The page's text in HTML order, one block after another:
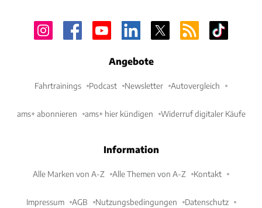
Angebote
Fahrtrainings Podcast Newsletter Autovergleich
ams+ abonnieren ams+ hier kündigen Widerruf digitaler Käufe
Information
Alle Marken von A-Z Alle Themen von A-Z Kontakt
Impressum AGB Nutzungsbedingungen Datenschutz